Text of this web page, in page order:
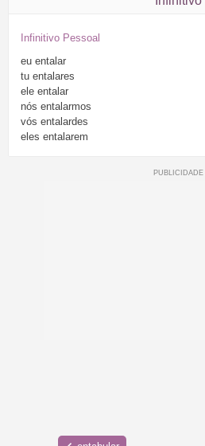
Infinitivo Pessoal
eu entalar
tu entalares
ele entalar
nós entalarmos
vós entalardes
eles entalarem